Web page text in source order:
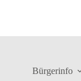
Bürgerinfo